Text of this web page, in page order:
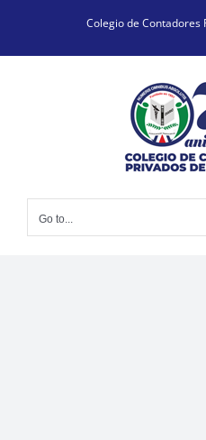
content
Colegio de Contadores
Go to...